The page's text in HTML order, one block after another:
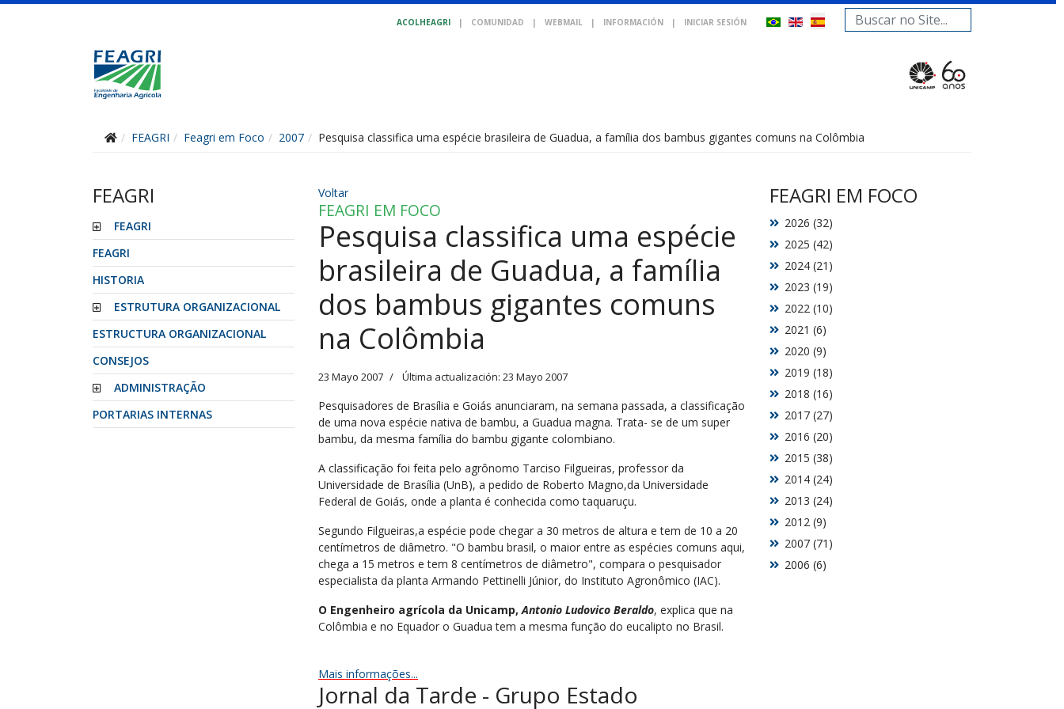
ACOLHEAGRI | COMUNIDAD | WEBMAIL | INFORMACIÓN | INICIAR SESIÓN Buscar...
FEAGRI Feagri em Foco 2007 Pesquisa classifica uma espécie brasileira de Guadua, a família dos bambus gigantes comuns na Colômbia
FEAGRI
FEAGRI
FEAGRI
HISTORIA
ESTRUTURA ORGANIZACIONAL
ESTRUCTURA ORGANIZACIONAL
CONSEJOS
ADMINISTRAÇÃO
PORTARIAS INTERNAS
Voltar
FEAGRI EM FOCO
Pesquisa classifica uma espécie
brasileira de Guadua, a família
dos bambus gigantes comuns
na Colômbia
23 Mayo 2007 Última actualización: 23 Mayo 2007
Pesquisadores de Brasília e Goiás anunciaram, na semana passada, a classificação
de uma nova espécie nativa de bambu, a Guadua magna. Trata- se de um super
bambu, da mesma família do bambu gigante colombiano.
A classificação foi feita pelo agrônomo Tarciso Filgueiras, professor da
Universidade de Brasília (UnB), a pedido de Roberto Magno,da Universidade
Federal de Goiás, onde a planta é conhecida como taquaruçu.
Segundo Filgueiras,a espécie pode chegar a 30 metros de altura e tem de 10 a 20
centímetros de diâmetro. "O bambu brasil, o maior entre as espécies comuns aqui,
chega a 15 metros e tem 8 centímetros de diâmetro", compara o pesquisador
especialista da planta Armando Pettinelli Júnior, do Instituto Agronômico (IAC).
O Engenheiro agrícola da Unicamp,Antonio Ludovico Beraldo, explica que na
Colômbia e no Equador o Guadua tem a mesma função do eucalipto no Brasil.
Mais informações...
Jornal da Tarde - Grupo Estado
FEAGRI EM FOCO
2006 (6)
2007 (71)
2012 (9)
2013 (24)
2014 (24)
2015 (38)
2016 (20)
2017 (27)
2018 (16)
2019 (18)
2020 (9)
2021 (6)
2022 (10)
2023 (19)
2024 (21)
2025 (42)
2026 (32)